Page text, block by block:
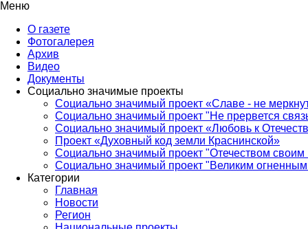
Меню
О газете
Фотогалерея
Архив
Видео
Документы
Социально значимые проекты
Социально значимый проект «Славе - не
Социально значимый проект "Не прервется
Социально значимый проект «Любовь к
Проект «Духовный код земли Краснинской»
Социально значимый проект "Отечеством своим
Социально значимый проект "Великим
Категории
Главная
Новости
Регион